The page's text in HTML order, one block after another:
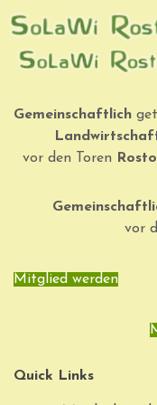
Gemeinschaftlich
vor den Toren
vor
Mitglied werden
Quick Links